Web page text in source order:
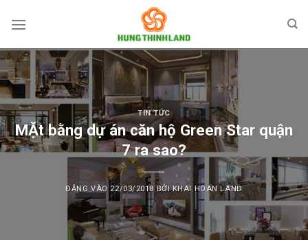
qua
dung
TIN TỨC
MẶt bằng dự án căn hộ Green Star quận
7 ra sao?
ĐĂNG VÀO 22/03/2018 BỞIKHAI HOAN LAND